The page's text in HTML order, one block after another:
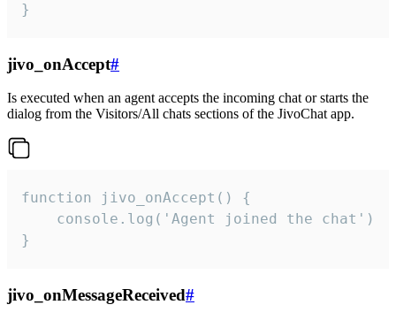
}
jivo_onAccept#
Is executed when an agent accepts the incoming chat or starts the
dialog from the Visitors/All chats sections of the JivoChat app.
function jivo_onAccept() {
}
jivo_onMessageReceived#